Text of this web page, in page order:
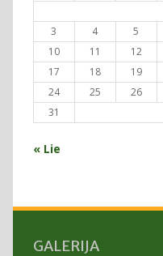
3
4 5
10
11 12
17
18 19
24
25 26
31
« Lie
GALERIJA